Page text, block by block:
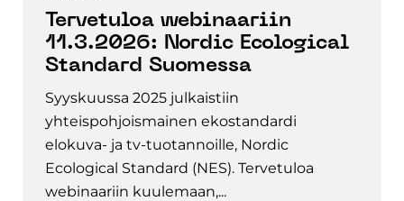
Tervetuloa webinaariin
11.3.2026: Nordic Ecological
Standard Suomessa
Syyskuussa 2025 julkaistiin
yhteispohjoismainen ekostandardi
elokuva- ja tv-tuotannoille, Nordic
Ecological Standard (NES). Tervetuloa
webinaariin kuulemaan,...